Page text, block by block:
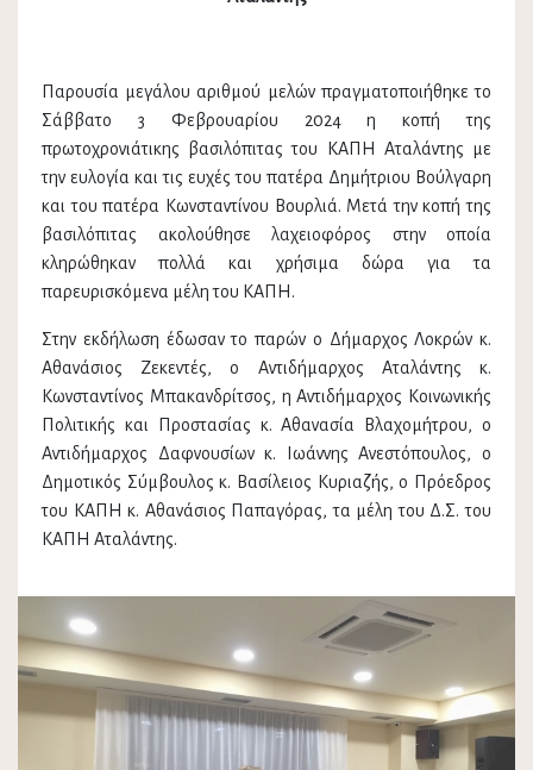
Παρουσία μεγάλου αριθμού μελών πραγματοποιήθηκε το
Σάββατο 3 Φεβρουαρίου 2024 η κοπή της
πρωτοχρονιάτικης βασιλόπιτας του ΚΑΠΗ Αταλάντης με
την ευλογία και τις ευχές του πατέρα Δημήτριου Βούλγαρη
και του πατέρα Κωνσταντίνου Βουρλιά. Μετά την κοπή της
βασιλόπιτας ακολούθησε λαχειοφόρος στην οποία
κληρώθηκαν πολλά και χρήσιμα δώρα για τα
παρευρισκόμενα μέλη του ΚΑΠΗ.
Στην εκδήλωση έδωσαν το παρών ο Δήμαρχος Λοκρών κ.
Αθανάσιος Ζεκεντές, ο Αντιδήμαρχος Αταλάντης κ.
Κωνσταντίνος Μπακανδρίτσος, η Αντιδήμαρχος Κοινωνικής
Πολιτικής και Προστασίας κ. Αθανασία Βλαχομήτρου, ο
Αντιδήμαρχος Δαφνουσίων κ. Ιωάννης Ανεστόπουλος, ο
Δημοτικός Σύμβουλος κ. Βασίλειος Κυριαζής, ο Πρόεδρος
του ΚΑΠΗ κ. Αθανάσιος Παπαγόρας, τα μέλη του Δ.Σ. του
ΚΑΠΗ Αταλάντης.